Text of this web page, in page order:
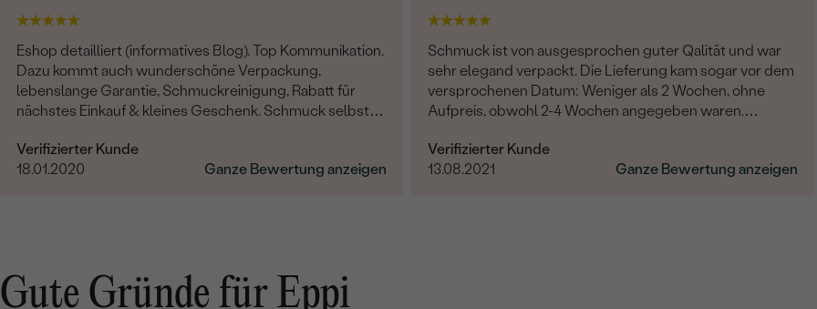
Eshop detailliert (informatives Blog). Top Kommunikation.
Dazu kommt auch wunderschöne Verpackung,
lebenslange Garantie, Schmuckreinigung, Rabatt für
nächstes Einkauf & kleines Geschenk. Schmuck selbst -
Verifizierter Kunde
18.01.2020
Ganze Bewertung anzeigen
Schmuck ist von ausgesprochen guter Qalität und war
sehr elegand verpackt. Die Lieferung kam sogar vor dem
versprochenen Datum: Weniger als 2 Wochen, ohne
Aufpreis, obwohl 2-4 Wochen angegeben waren.
sympathischen Kundenservice bestätigt. Wir werden in
Zukunft wieder bestellen. Vielen Dank!
Verifizierter Kunde
13.08.2021
Ganze Bewertung anzeigen
Gute Gründe für Eppi